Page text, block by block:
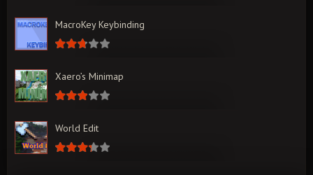
MacroKey Keybinding
Xaero’s Minimap
World Edit